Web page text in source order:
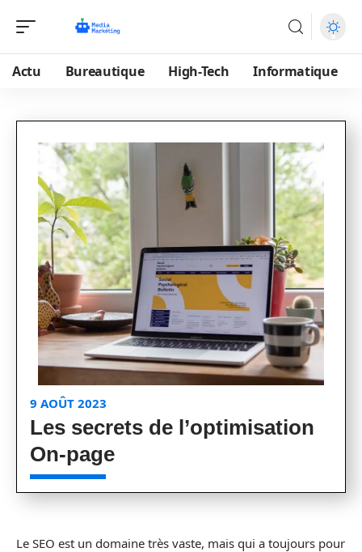
Actu Bureautique High-Tech Informatique
9 AOÛT 2023
Les secrets de l’optimisation
On-page
Le SEO est un domaine très vaste, mais qui a toujours pour